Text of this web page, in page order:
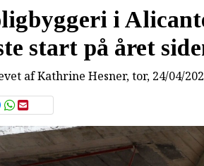
i
start på året
afKathrine Hesner, tor, 24/04/